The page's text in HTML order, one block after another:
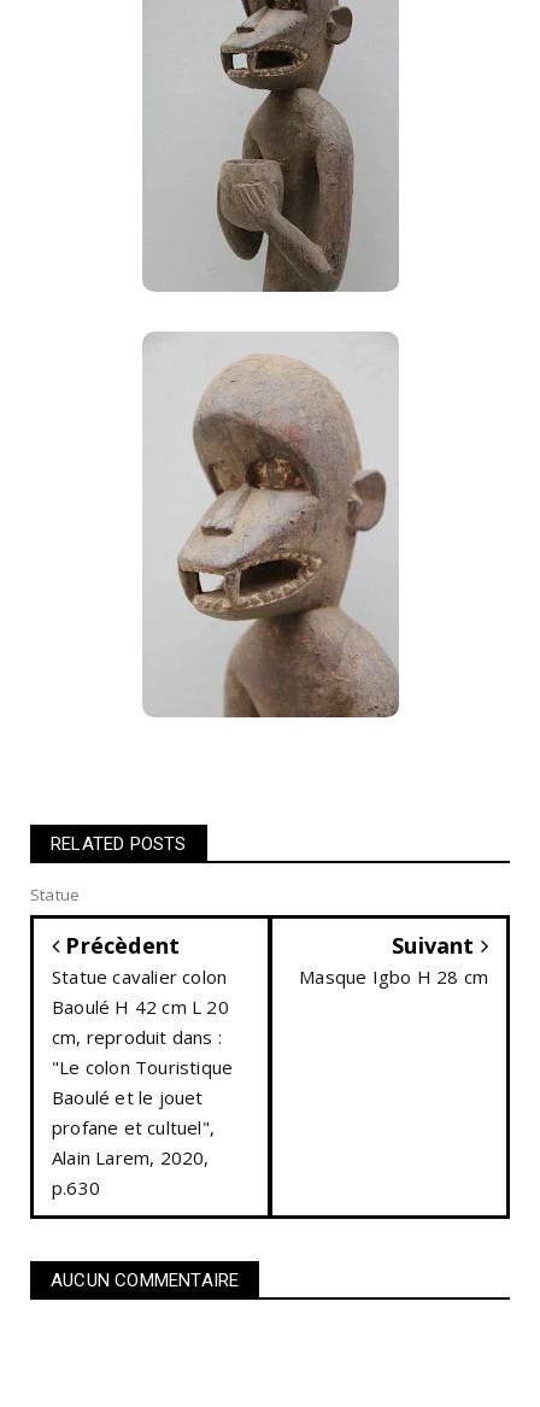
RELATED POSTS
Statue
Précèdent
Statue cavalier colon
Baoulé H 42 cm L 20
cm, reproduit dans :
"Le colon Touristique
Baoulé et le jouet
profane et cultuel",
Alain Larem, 2020,
p.630
Suivant
Masque Igbo H 28 cm
AUCUN COMMENTAIRE